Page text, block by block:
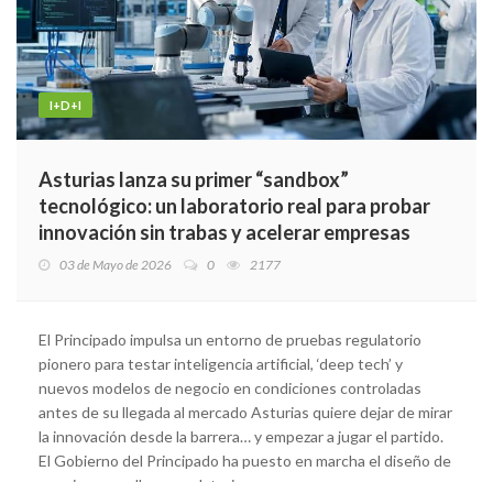
I+D+I
Asturias lanza su primer “sandbox”
tecnológico: un laboratorio real para probar
innovación sin trabas y acelerar empresas
03 de Mayo de 2026 0 2177
El Principado impulsa un entorno de pruebas regulatorio
pionero para testar inteligencia artificial, ‘deep tech’ y
nuevos modelos de negocio en condiciones controladas
antes de su llegada al mercado Asturias quiere dejar de mirar
la innovación desde la barrera… y empezar a jugar el partido.
El Gobierno del Principado ha puesto en marcha el diseño de